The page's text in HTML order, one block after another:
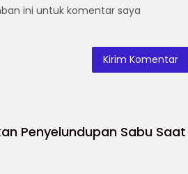
ini untuk komentar saya
Penyelundupan Sabu Saat